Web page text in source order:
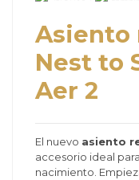
Asiento
Nest to
Aer 2
El nuevo asiento
accesorio ideal
nacimiento.